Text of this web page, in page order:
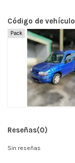
Código de vehículo
Pack
Reseñas(0)
Sin reseñas